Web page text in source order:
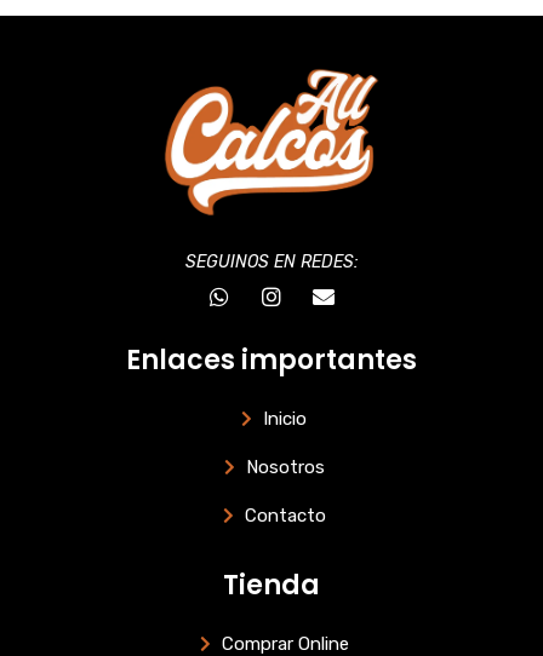
SEGUINOS EN REDES:
W
h
t
s
I
n
t
a
r
m
E
n
e
Enlaces importantes
Inicio
Nosotros
Contacto
Tienda
Comprar Online